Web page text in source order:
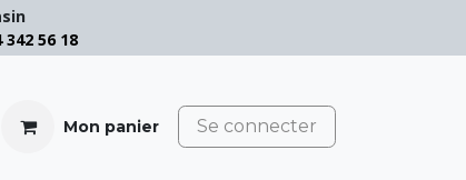
342 56 18
Mon panier Se connecter